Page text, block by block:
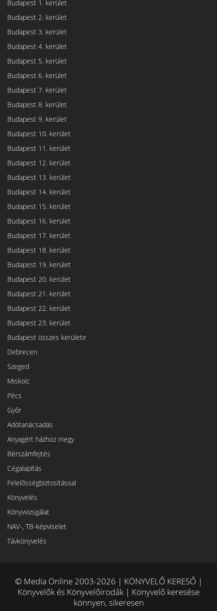
Budapest 1. kerület
Budapest 2. kerület
Budapest 3. kerület
Budapest 4. kerület
Budapest 5. kerület
Budapest 6. kerület
Budapest 7. kerület
Budapest 8. kerület
Budapest 9. kerület
Budapest 10. kerület
Budapest 11. kerület
Budapest 12. kerület
Budapest 13. kerület
Budapest 14. kerület
Budapest 15. kerület
Budapest 16. kerület
Budapest 17. kerület
Budapest 18. kerület
Budapest 19. kerület
Budapest 20. kerület
Budapest 21. kerület
Budapest 22. kerület
Budapest 23. kerület
Budapest összes kerülete
Debrecen
Szeged
Miskolc
Pécs
Győr
Adótanácsadás
Anyagért házhoz megy
Bérszámfejtés
Cégalapítás
Felelősségbiztosítással
Könyvelés
Könyvvizsgálat
NAV-, TB-képviselet
Távkönyvelés
© Media Online 2003-2026 | KÖNYVELŐ KERESŐ |
Könyvelők és Könyvelőirodák | Könyvelő keresése
könnyen, sikeresen